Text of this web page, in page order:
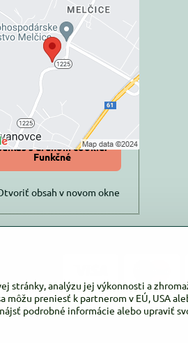
Externý obsah je
Voľbami
súkromia
si načítať externý obsah?
Povoliť tentokrát
Povoliť a zapamätať -
s druhom cookie:
Funkčné
obsah v novom okne
stránky, analýzu jej výkonnosti a
preniesť k partnerom v EÚ, USA
podrobné informácie alebo upraviť